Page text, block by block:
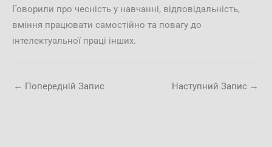
Говорили про чесність у навчанні, відповідальність,
вміння працювати самостійно та повагу до
інтелектуальної праці інших.
← Попередній Запис Наступний Запис →